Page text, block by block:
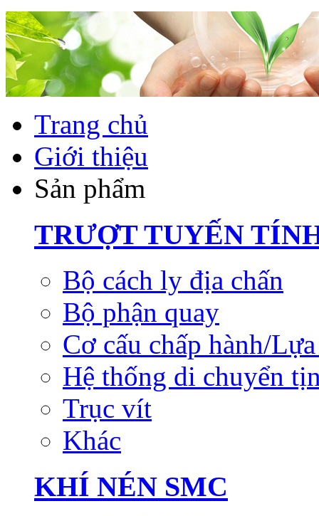
Trang chủ
Giới thiệu
Sản phẩm
TRƯỢT TUYẾN
Bộ cách ly địa chấn
Bộ phận quay
Cơ cấu chấp hành/
Hệ thống di chuyển
Trục vít
Khác
KHÍ NÉN SMC